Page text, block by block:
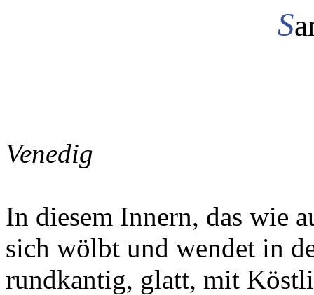
S
Venedig
In diesem Innern, das wie
sich wölbt und wendet in
rundkantig, glatt, mit